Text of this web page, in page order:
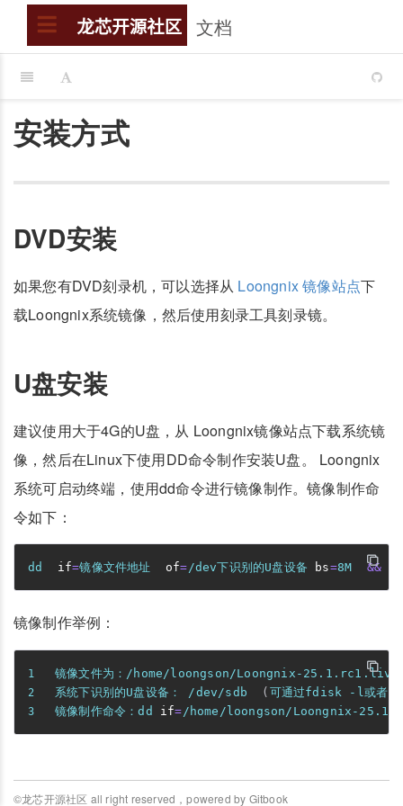
文档
安装方式
DVD安装
如果您有DVD刻录机，可以选择从 Loongnix 镜像站点下
载Loongnix系统镜像，然后使用刻录工具刻录镜。
U盘安装
建议使用大于4G的U盘，从 Loongnix镜像站点下载系统镜
像，然后在Linux下使用DD命令制作安装U盘。 Loongnix
系统可启动终端，使用dd命令进行镜像制作。镜像制作命
令如下：
dd if=镜像文件地址 of=/dev下识别的U盘设备 bs=8M &&
镜像制作举例：
镜像文件为：/home/loongson/Loongnix-
系统下识别的U盘设备： /dev/sdb
( 可通过fdisk -l或者
镜像制作命令：dd if= /home/loongson/Loongnix-
©龙芯开源社区 all right reserved，powered by Gitbook